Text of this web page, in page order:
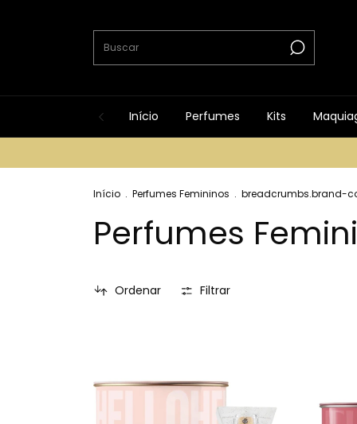
Início Perfumes Kits
Início . Perfumes Femininos . breadcrumbs.brand-
Perfumes
Ordenar Filtrar